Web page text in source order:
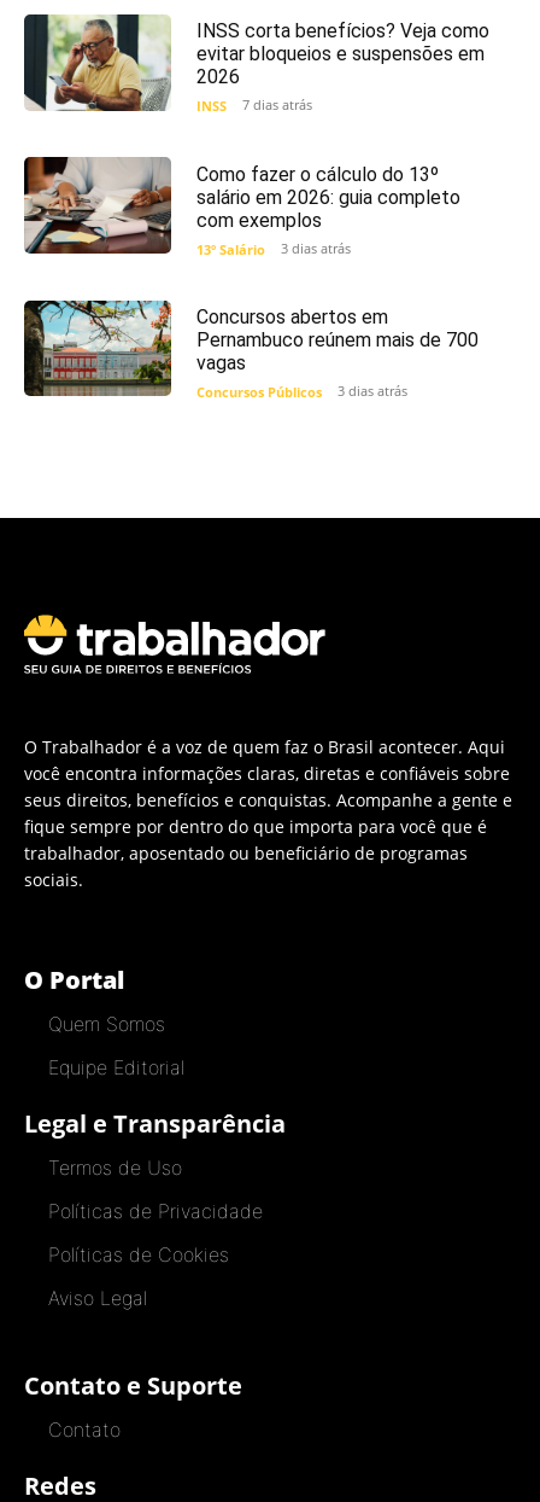
INSS corta benefícios? Veja como
evitar bloqueios e suspensões em
2026
INSS 7 dias atrás
Como fazer o cálculo do 13º
salário em 2026: guia completo
com exemplos
13º Salário 3 dias atrás
Concursos abertos em
Pernambuco reúnem mais de 700
vagas
Concursos Públicos 3 dias atrás
O Trabalhador é a voz de quem faz o Brasil acontecer. Aqui
você encontra informações claras, diretas e confiáveis sobre
seus direitos, benefícios e conquistas. Acompanhe a gente e
fique sempre por dentro do que importa para você que é
trabalhador, aposentado ou beneficiário de programas
sociais.
O Portal
Quem Somos
Equipe Editorial
Legal e Transparência
Termos de Uso
Políticas de Privacidade
Políticas de Cookies
Aviso Legal
Contato e Suporte
Contato
Redes